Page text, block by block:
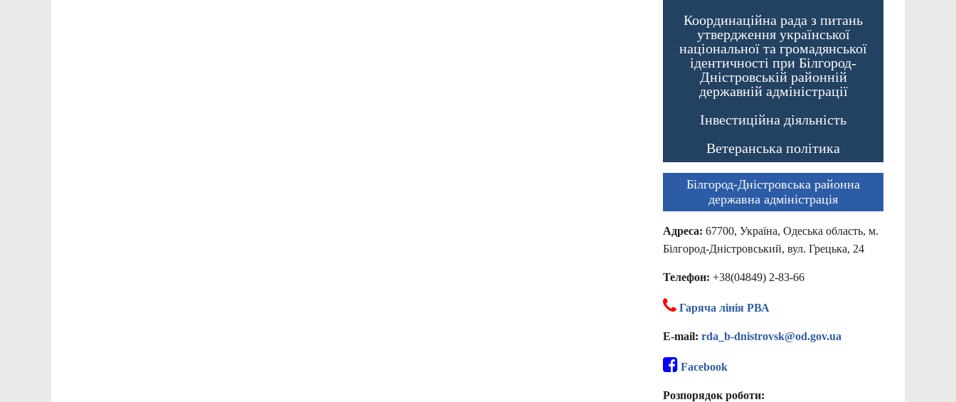
Координаційна рада з питань
утвердження української
національної та громадянської
ідентичності при Білгород-
Дністровській районній
державній адміністрації
Інвестиційна діяльність
Ветеранська політика
Білгород-Дністровська районна
державна адміністрація
Адреса: 67700, Україна, Одеська область, м.
Білгород-Дністровський, вул. Грецька, 24
Телефон: +38(04849) 2-83-66
Гаряча лінія РВА
E-mail: rda_b-dnistrovsk@od.gov.ua
Facebook
Розпорядок роботи: